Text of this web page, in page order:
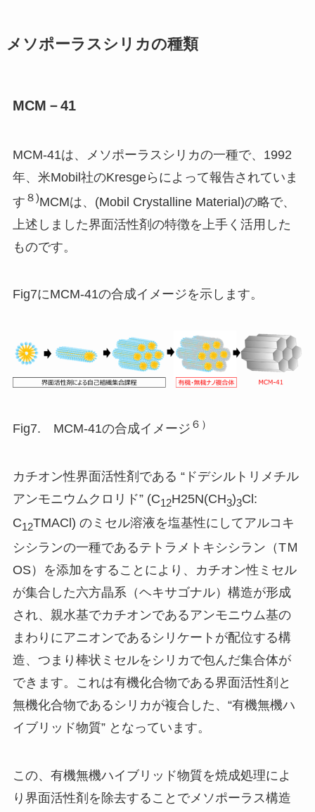
メソポーラスシリカの種類
MCM －41
MCM-41は、メソポーラスシリカの一種で、1992
年、米Mobil社のKresgeらによって報告されていま
す ８)MCMは、(Mobil Crystalline Material)の略で、
上述しました界面活性剤の特徴を上手く活用した
ものです。
Fig7にMCM-41の合成イメージを示します。
Fig7. MCM-41の合成イメージ ６）
カチオン性界面活性剤である “ドデシルトリメチル
アンモニウムクロリド” (C12H25N(CH3)3Cl:
C12TMACl) のミセル溶液を塩基性にしてアルコキ
シシランの一種であるテトラメトキシシラン（TＭ
OS）を添加をすることにより、カチオン性ミセル
が集合した六方晶系（ヘキサゴナル）構造が形成
され、親水基でカチオンであるアンモニウム基の
まわりにアニオンであるシリケートが配位する構
造、つまり棒状ミセルをシリカで包んだ集合体が
できます。これは有機化合物である界面活性剤と
無機化合物であるシリカが複合した、“有機無機ハ
イブリッド物質” となっています。
この、有機無機ハイブリッド物質を焼成処理によ
り界面活性剤を除去することでメソポーラス構造